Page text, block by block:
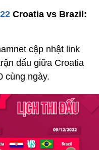
Croatia vs Brazil:
cập nhật link
đấu giữa Croatia
cùng ngày.